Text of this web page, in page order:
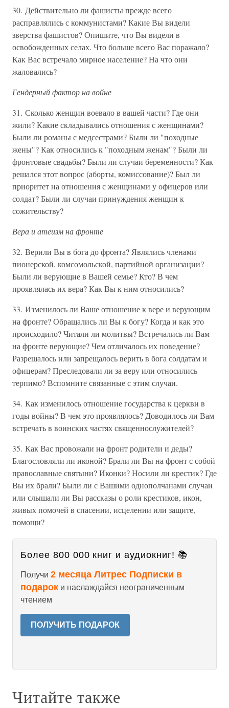
30. Действительно ли фашисты прежде всего
расправлялись с коммунистами? Какие Вы видели
зверства фашистов? Опишите, что Вы видели в
освобожденных селах. Что больше всего Вас поражало?
Как Вас встречало мирное население? На что они
жаловались?
Гендерный фактор на войне
31. Сколько женщин воевало в вашей части? Где они
жили? Какие складывались отношения с женщинами?
Были ли романы с медсестрами? Были ли "походные
жены"? Как относились к "походным женам"? Были ли
фронтовые свадьбы? Были ли случаи беременности? Как
решался этот вопрос (аборты, комиссование)? Был ли
приоритет на отношения с женщинами у офицеров или
солдат? Были ли случаи принуждения женщин к
сожительству?
Вера и атеизм на фронте
32. Верили Вы в бога до фронта? Являлись членами
пионерской, комсомольской, партийной организации?
Были ли верующие в Вашей семье? Кто? В чем
проявлялась их вера? Как Вы к ним относились?
33. Изменилось ли Ваше отношение к вере и верующим
на фронте? Обращались ли Вы к богу? Когда и как это
происходило? Читали ли молитвы? Встречались ли Вам
на фронте верующие? Чем отличалось их поведение?
Разрешалось или запрещалось верить в бога солдатам и
офицерам? Преследовали ли за веру или относились
терпимо? Вспомните связанные с этим случаи.
34. Как изменилось отношение государства к церкви в
годы войны? В чем это проявлялось? Доводилось ли Вам
встречать в воинских частях священнослужителей?
35. Как Вас провожали на фронт родители и деды?
Благословляли ли иконой? Брали ли Вы на фронт с собой
православные святыни? Иконки? Носили ли крестик? Где
Вы их брали? Были ли с Вашими однополчанами случаи
или слышали ли Вы рассказы о роли крестиков, икон,
живых помочей в спасении, исцелении или защите,
помощи?
Более 800 000 книг и аудиокниг! 📚
Получи 2 месяца Литрес Подписки в
подарок и наслаждайся неограниченным
чтением
ПОЛУЧИТЬ ПОДАРОК
Читайте также